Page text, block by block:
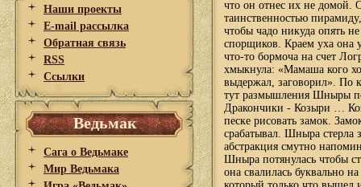
Наши проекты
E-mail рассылка
Обратная связь
RSS
Ссылки
Ведьмак
Сага о Ведьмаке
Мир Ведьмака
что он отнес их не домой.
таинственностью
чтобы чадо никуда опять
спорщиков. Краем уха она
что-то бормоча на счет
хмыкнула: «Мамаша кого
выдержал, заговорил». По
тут размышления Шныры
Дракончики - Козыри …
песке рисовать замок.
срабатывал. Шныра стерла
абстракция смутно
Шныра потянулась чтобы
она свалилась буквально